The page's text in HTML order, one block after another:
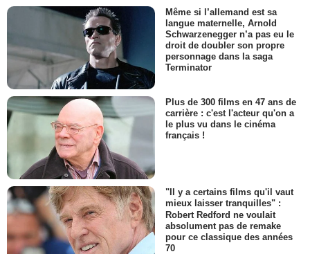
Même si l’allemand est sa
langue maternelle, Arnold
Schwarzenegger n’a pas eu le
droit de doubler son propre
personnage dans la saga
Terminator
Plus de 300 films en 47 ans de
carrière : c'est l'acteur qu'on a
le plus vu dans le cinéma
français !
"Il y a certains films qu'il vaut
mieux laisser tranquilles" :
Robert Redford ne voulait
absolument pas de remake
pour ce classique des années
70